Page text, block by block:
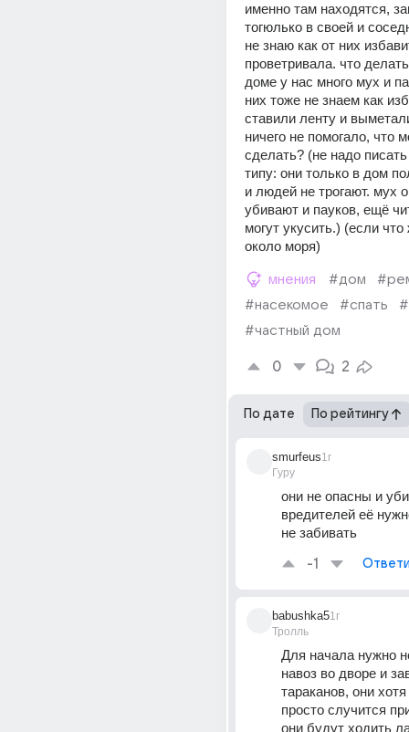
именно там находятся,
тогюлько в своей и
не знаю как от них
проветривала. что
доме у нас много мух и
них тоже не знаем как
ставили ленту и
ничего не помогало, что
сделать? (не надо
типу: они только в дом
и людей не трогают. мух
убивают и пауков, ещё
могут укусить.) (если
около моря)
мнения #дом
#насекомое
#спать
#частный дом
0 2
По дате По рейтингу
smurfeus
Гуру
1г
они не опасны и
вредителей её
не забивать
-1
babushka5
Тролль
1г
Для начала нужно
навоз во дворе и
тараканов, они
просто случится
они будут ходить